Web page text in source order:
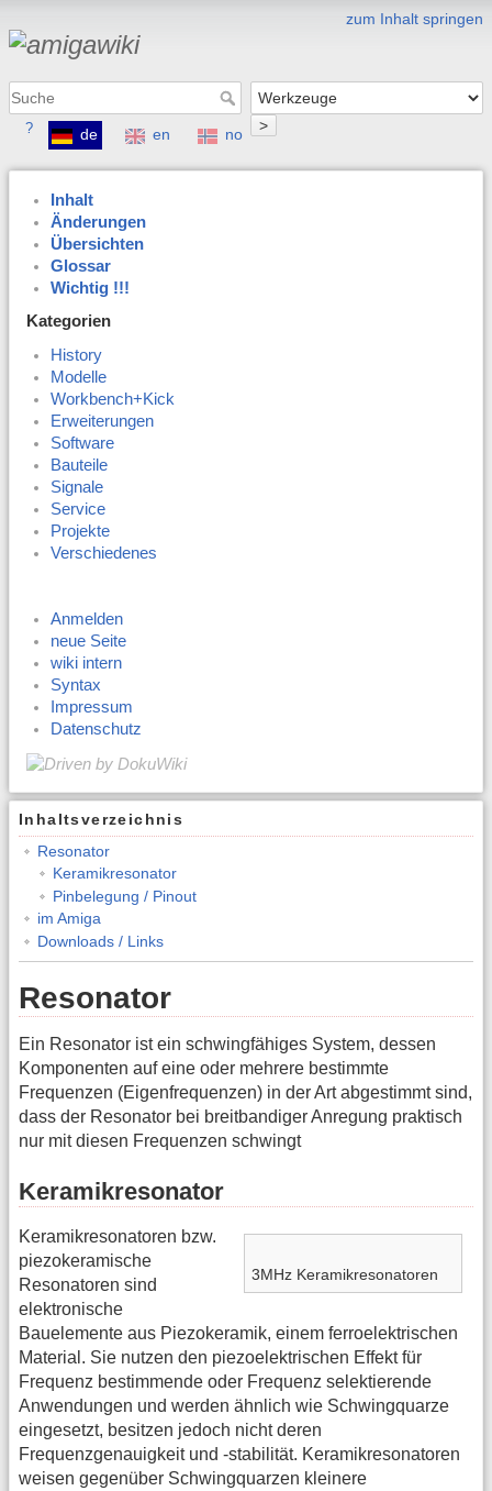
zum Inhalt springen
>
? de en no
Inhalt
Änderungen
Übersichten
Glossar
Wichtig !!!
Kategorien
History
Modelle
Workbench+Kick
Erweiterungen
Software
Bauteile
Signale
Service
Projekte
Verschiedenes
Anmelden
neue Seite
wiki intern
Syntax
Impressum
Datenschutz
Inhaltsverzeichnis
Resonator
Keramikresonator
Pinbelegung / Pinout
im Amiga
Downloads / Links
Resonator
Ein Resonator ist ein schwingfähiges System, dessen
Komponenten auf eine oder mehrere bestimmte
Frequenzen (Eigenfrequenzen) in der Art abgestimmt sind,
dass der Resonator bei breitbandiger Anregung praktisch
nur mit diesen Frequenzen schwingt
Keramikresonator
3MHz Keramikresonatoren
Keramikresonatoren bzw.
piezokeramische
Resonatoren sind
elektronische
Bauelemente aus Piezokeramik, einem ferroelektrischen
Material. Sie nutzen den piezoelektrischen Effekt für
Frequenz bestimmende oder Frequenz selektierende
Anwendungen und werden ähnlich wie Schwingquarze
eingesetzt, besitzen jedoch nicht deren
Frequenzgenauigkeit und -stabilität. Keramikresonatoren
weisen gegenüber Schwingquarzen kleinere